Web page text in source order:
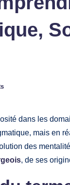
dans les
mais en
des
, de ses